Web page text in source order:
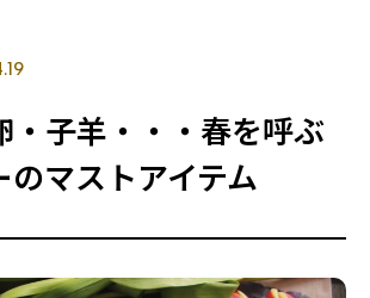
留学＆キャリア
ル
・子羊・・・春を呼ぶ
のマストアイテム